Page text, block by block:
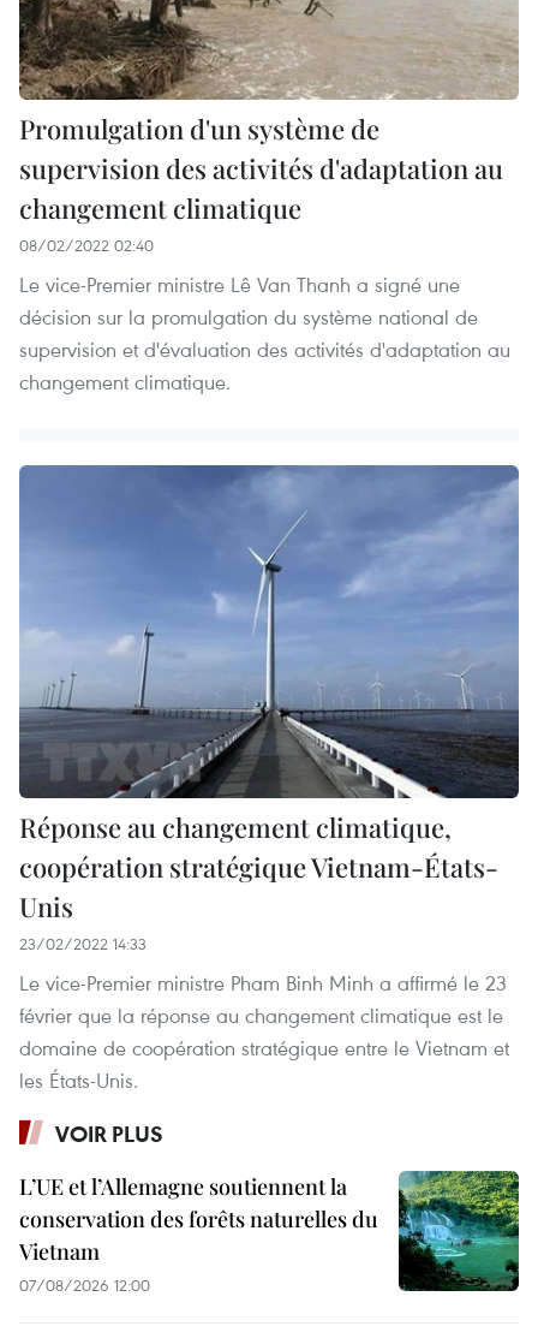
Promulgation d'un système de
supervision des activités d'adaptation au
changement climatique
08/02/2022 02:40
Le vice-Premier ministre Lê Van Thanh a signé une
décision sur la promulgation du système national de
supervision et d'évaluation des activités d'adaptation au
changement climatique.
Réponse au changement climatique,
coopération stratégique Vietnam-États-
Unis
23/02/2022 14:33
Le vice-Premier ministre Pham Binh Minh a affirmé le 23
février que la réponse au changement climatique est le
domaine de coopération stratégique entre le Vietnam et
les États-Unis.
VOIR PLUS
L’UE et l’Allemagne soutiennent la
conservation des forêts naturelles du
Vietnam
07/08/2026 12:00